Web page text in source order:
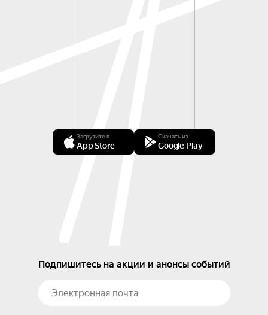
Загрузите в
App Store
Скачать из
Google Play
Подпишитесь на акции и анонсы событий